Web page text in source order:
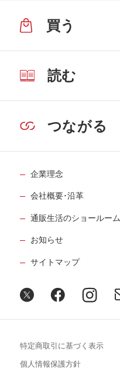
買う
読む
つながる
企業理念
会社概要･沿革
通販生活のショールーム
お知らせ
サイトマップ
特定商取引に基づく表示
個人情報保護方針